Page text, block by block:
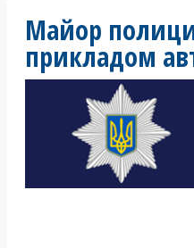
Майор
прикладом